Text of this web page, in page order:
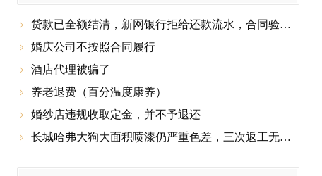
 贷款已全额结清，新网银行拒给还款流水，合同验签显示被篡改
 婚庆公司不按照合同履行
 酒店代理被骗了
 养老退费（百分温度康养）
 婚纱店违规收取定金，并不予退还
 长城哈弗大狗大面积喷漆仍严重色差，三次返工无果还要第四次，厂家和4S店推诿不管！